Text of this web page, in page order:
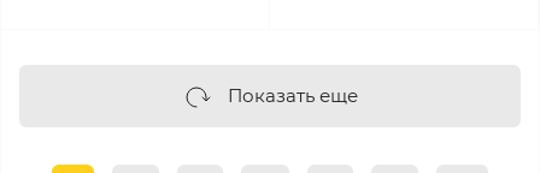
Показать еще